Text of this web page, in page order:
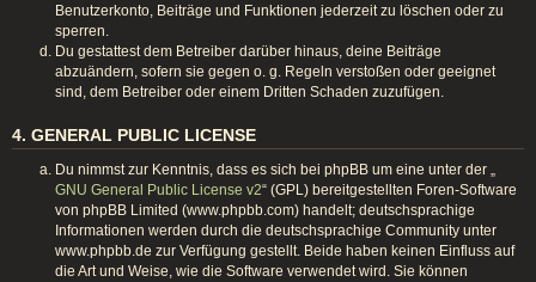
Benutzerkonto, Beiträge und Funktionen jederzeit zu löschen oder zu
sperren.
Du gestattest dem Betreiber darüber hinaus, deine Beiträge
abzuändern, sofern sie gegen o. g. Regeln verstoßen oder geeignet
sind, dem Betreiber oder einem Dritten Schaden zuzufügen.
4. GENERAL PUBLIC LICENSE
Du nimmst zur Kenntnis, dass es sich bei phpBB um eine unter der „
GNU General Public License v2“ (GPL) bereitgestellten Foren-Software
von phpBB Limited (www.phpbb.com) handelt; deutschsprachige
Informationen werden durch die deutschsprachige Community unter
www.phpbb.de zur Verfügung gestellt. Beide haben keinen Einfluss auf
die Art und Weise, wie die Software verwendet wird. Sie können